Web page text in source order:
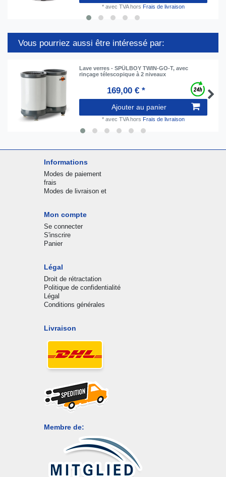
* avec TVAhors Frais de livraison
Vous pourriez aussi être intéressé par:
Lave verres - SPÜLBOY TWIN-GO-T, avec
rinçage télescopique à 2 niveaux
169,00 € *
Ajouter au panier
* avec TVAhors Frais de livraison
Informations
Modes de paiement
frais
Modes de livraison et
Mon compte
Se connecter
S'inscrire
Panier
Légal
Droit de rétractation
Politique de confidentialité
Légal
Conditions générales
Livraison
Membre de: